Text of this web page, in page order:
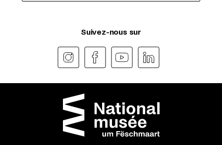
Suivez-nous sur